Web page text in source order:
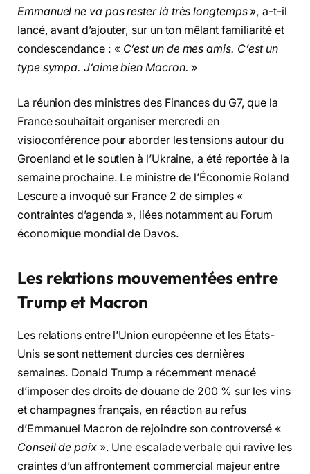
Emmanuel ne va pas rester là très longtemps», a-t-il
lancé, avant d’ajouter, sur un ton mêlant familiarité et
condescendance : « C’est un de mes amis. C’est un
type sympa. J’aime bien Macron. »
La réunion des ministres des Finances du G7, que la
France souhaitait organiser mercredi en
visioconférence pour aborder les tensions autour du
Groenland et le soutien à l’Ukraine, a été reportée à la
semaine prochaine. Le ministre de l’Économie Roland
Lescure a invoqué sur France 2 de simples «
contraintes d’agenda », liées notamment au Forum
économique mondial de Davos.
Les relations mouvementées entre
Trump et Macron
Les relations entre l’Union européenne et les États-
Unis se sont nettement durcies ces dernières
semaines. Donald Trump a récemment menacé
d’imposer des droits de douane de 200 % sur les vins
et champagnes français, en réaction au refus
d’Emmanuel Macron de rejoindre son controversé «
Conseil de paix». Une escalade verbale qui ravive les
craintes d’un affrontement commercial majeur entre